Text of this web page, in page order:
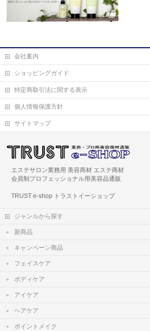
会社案内
ショッピングガイド
特定商取引法に関する表示
個人情報保護方針
サイトマップ
エステサロン業務用 美容商材 エステ商材
会員制プロフェッショナル用美容品通販
TRUST e-shop トラストイーショップ
ジャンルから探す
新商品
キャンペーン商品
フェイスケア
ボディケア
アイケア
ヘアケア
ポイントメイク